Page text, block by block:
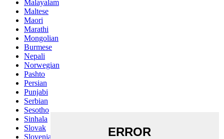
Malayalam
Maltese
Maori
Marathi
Mongolian
Burmese
Nepali
Norwegian
Pashto
Persian
Punjabi
Serbian
Sesotho
Sinhala
Slovak
Slovenian